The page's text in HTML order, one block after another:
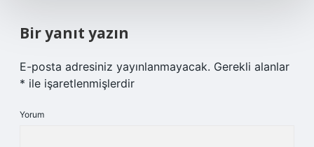
Bir yanıt yazın
E-posta adresiniz yayınlanmayacak. Gerekli alanlar
* ile işaretlenmişlerdir
Yorum